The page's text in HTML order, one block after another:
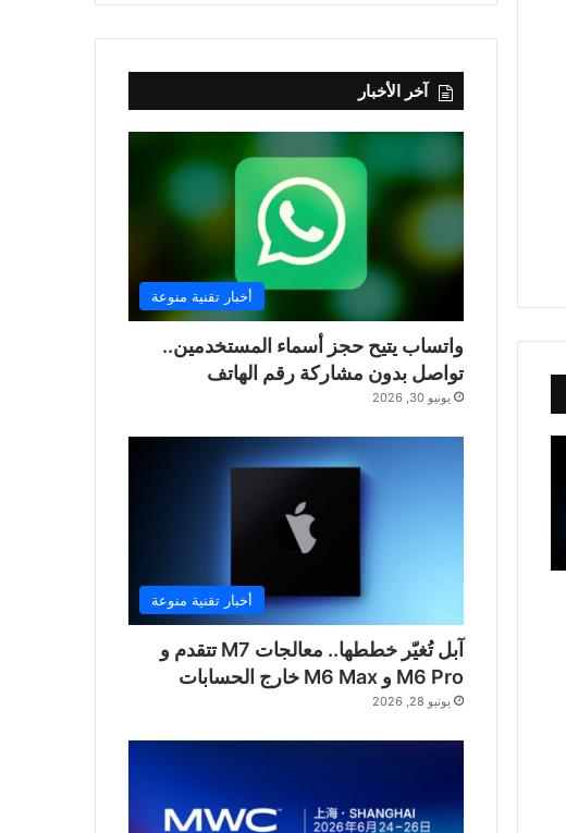
آخر الأخبار
أخبار تقنية منوعة
واتساب يتيح حجز أسماء المستخدمين..
تواصل بدون مشاركة رقم الهاتف
يونيو 30, 2026
أخبار تقنية منوعة
آبل تُغيّر خططها.. معالجات M7 تتقدم و
M6 Pro و M6 Max خارج الحسابات
يونيو 28, 2026